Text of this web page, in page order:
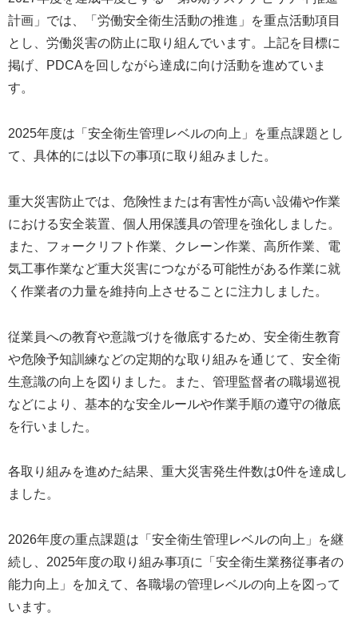
計画」では、「労働安全衛生活動の推進」を重点活動項目
とし、労働災害の防止に取り組んでいます。上記を目標に
掲げ、PDCAを回しながら達成に向け活動を進めていま
す。
2025年度は「安全衛生管理レベルの向上」を重点課題とし
て、具体的には以下の事項に取り組みました。
重大災害防止では、危険性または有害性が高い設備や作業
における安全装置、個人用保護具の管理を強化しました。
また、フォークリフト作業、クレーン作業、高所作業、電
気工事作業など重大災害につながる可能性がある作業に就
く作業者の力量を維持向上させることに注力しました。
従業員への教育や意識づけを徹底するため、安全衛生教育
や危険予知訓練などの定期的な取り組みを通じて、安全衛
生意識の向上を図りました。また、管理監督者の職場巡視
などにより、基本的な安全ルールや作業手順の遵守の徹底
を行いました。
各取り組みを進めた結果、重大災害発生件数は0件を達成し
ました。
2026年度の重点課題は「安全衛生管理レベルの向上」を継
続し、2025年度の取り組み事項に「安全衛生業務従事者の
能力向上」を加えて、各職場の管理レベルの向上を図って
います。